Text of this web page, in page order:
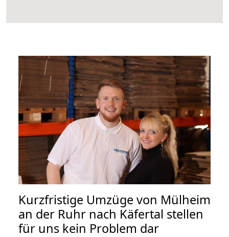
Kurzfristige Umzüge von Mülheim
an der Ruhr nach Käfertal stellen
für uns kein Problem dar